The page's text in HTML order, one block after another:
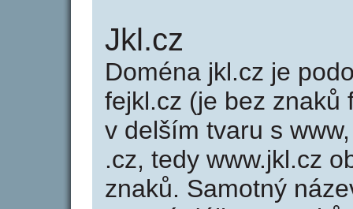
Jkl.cz
Doména jkl.cz je
fejkl.cz (je bez znaků
v delším tvaru s
.cz, tedy www.jkl.cz
znaků. Samotný